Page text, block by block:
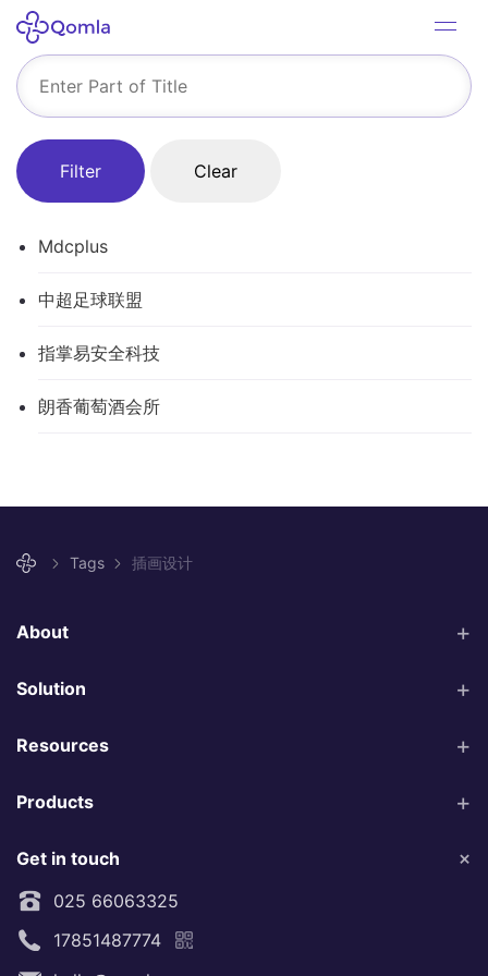
Filter Clear
Mdcplus
中超足球联盟
指掌易安全科技
朗香葡萄酒会所
Tags 插画设计
About
Solution
Resources
Products
Get in touch
025 66063325
17851487774